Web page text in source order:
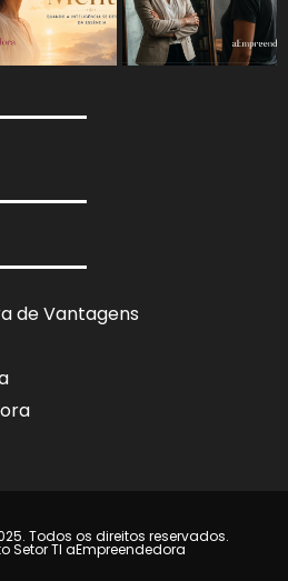
de Vantagens
Todos os direitos reservados.
Setor TI aEmpreendedora